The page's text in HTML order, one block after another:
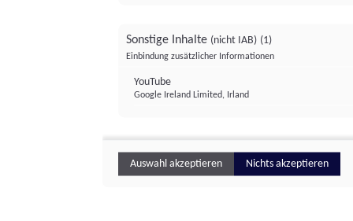
Sonstige Inhalte (nicht IAB) (1)
Einbindung zusätzlicher Informationen
YouTube
Google Ireland Limited, Irland
Auswahl akzeptieren Nichts akzeptieren